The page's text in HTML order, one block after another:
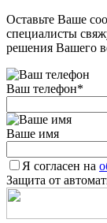
Оставьте Ваше
специалисты
решения Вашего
Ваш телефон*
Ваше имя
Я согласен на
Защита от